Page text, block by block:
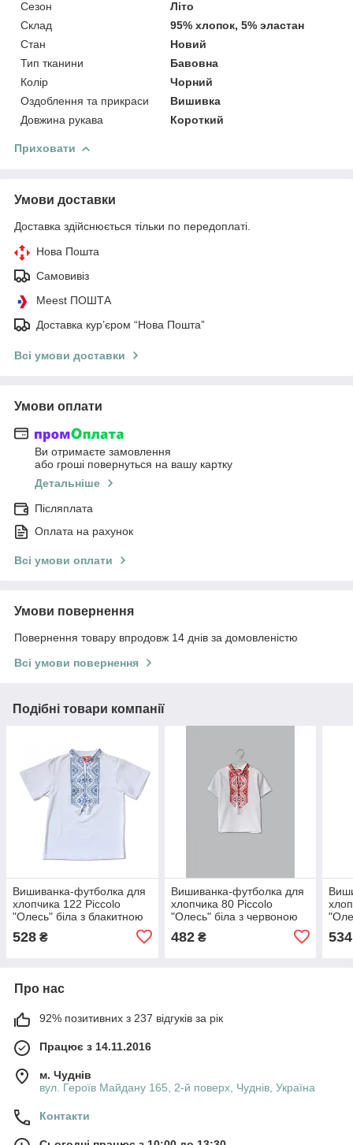
Сезон
Літо
Склад
95% хлопок, 5% эластан
Стан
Новий
Тип тканини
Бавовна
Колір
Чорний
Оздоблення та прикраси
Вишивка
Довжина рукава
Короткий
Приховати
Умови доставки
Доставка здійснюється тільки по передоплаті.
Нова Пошта
Самовивіз
Meest ПОШТА
Доставка кур’єром “Нова Пошта”
Всі умови доставки
Умови оплати
Ви отримаєте замовлення
або гроші повернуться на вашу картку
Детальніше
Післяплата
Оплата на рахунок
Всі умови оплати
Умови повернення
Повернення товару впродовж 14 днів за домовленістю
Всі умови повернення
Подібні товари компанії
Вишиванка-футболка для
хлопчика 122 Piccolo
"Олесь" біла з блакитною
528 ₴
Вишиванка-футболка для
хлопчика 80 Piccolo
"Олесь" біла з червоною
482₴ 534
Про нас
92% позитивних з 237 відгуків за рік
Працює з 14.11.2016
м. Чуднів
вул. Героїв Майдану 165, 2-й поверх, Чуднів, Україна
Контакти